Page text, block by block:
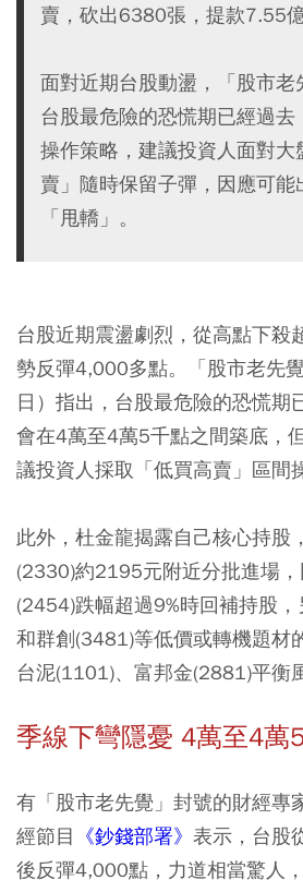
賣，砍出6380張，提款7.55億
面對近期台股動盪，「股市老
台股最危險的恐慌期已經過去
操作策略，建議投資人面對大
賣」隨時保留子彈，因應可
「甩轎」。
台股近期震盪劇烈，從高點下殺
勢反彈4,000多點。「股市老先
日）指出，台股最危險的恐慌期
會在4萬至4萬5千點之間築底，
議投資人採取「低買高賣」區間
此外，杜金龍揭露自己核心持股
(2330)約2195元附近分批進場
(2454)跌幅超過9%時回補持股
和群創(3481)等低價或轉機題材
台泥(1101)、富邦金(2881)平衡
季線下彎隱憂 4萬至4萬
有「股市老先覺」封號的財經專
經節目 《鈔錢部署》 表示，台股
後反彈4,000點，力道相當驚人